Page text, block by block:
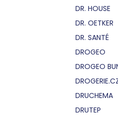
DR. HOUSE
DR. OETKER
DR. SANTÉ
DROGEO
DROGEO
DRUCHEMA
DRUTEP